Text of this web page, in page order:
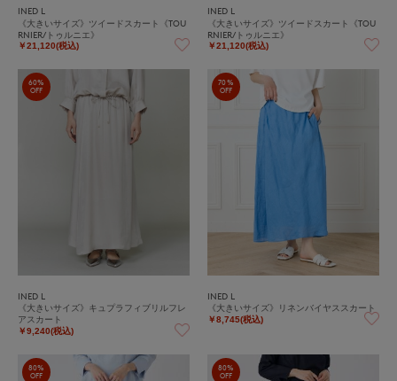
INED L
《大きいサイズ》ツイードスカート《TOU
RNIER/トゥルニエ》
￥21,120(税込)
INED L
《大きいサイズ》ツイードスカート《TOU
RNIER/トゥルニエ》
￥21,120(税込)
60%
OFF
INED L
《大きいサイズ》キュプラフィブリルフレ
アスカート
￥9,240(税込)
70%
OFF
INED L
《大きいサイズ》リネンバイヤススカート
￥8,745(税込)
80%
OFF
80%
OFF